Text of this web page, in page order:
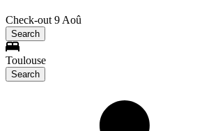
Check-out 9 Aoû
Search
Toulouse
Search